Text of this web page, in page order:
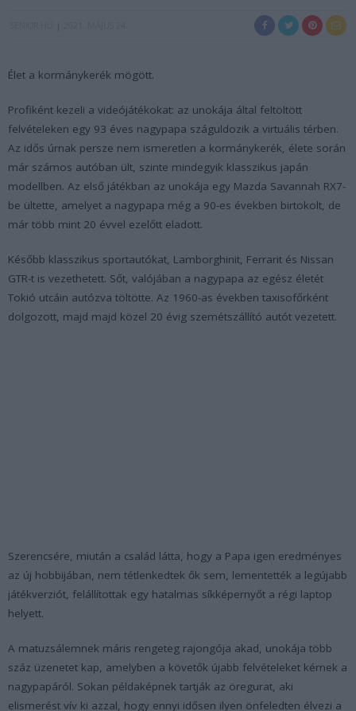
Élet a kormánykerék mögött.
Profiként kezeli a videójátékokat: az unokája által feltöltött
felvételeken egy 93 éves nagypapa száguldozik a virtuális térben.
Az idős úrnak persze nem ismeretlen a kormánykerék, élete során
már számos autóban ült, szinte mindegyik klasszikus japán
modellben. Az első játékban az unokája egy Mazda Savannah RX7-
be ültette, amelyet a nagypapa még a 90-es években birtokolt, de
már több mint 20 évvel ezelőtt eladott.
Később klasszikus sportautókat, Lamborghinit, Ferrarit és Nissan
GTR-t is vezethetett. Sőt, valójában a nagypapa az egész életét
Tokió utcáin autózva töltötte. Az 1960-as években taxisofőrként
dolgozott, majd majd közel 20 évig szemétszállító autót vezetett.
Szerencsére, miután a család látta, hogy a Papa igen eredményes
az új hobbijában, nem tétlenkedtek ők sem, lementették a legújabb
játékverziót, felállítottak egy hatalmas síkképernyőt a régi laptop
helyett.
A matuzsálemnek máris rengeteg rajongója akad, unokája több
száz üzenetet kap, amelyben a követők újabb felvételeket kérnek a
nagypapáról. Sokan példaképnek tartják az öregurat, aki
elismerést vív ki azzal, hogy ennyi idősen ilyen önfeledten élvezi a